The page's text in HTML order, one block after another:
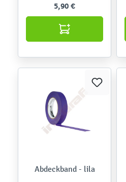
5,90 €
Abdeckband - lila